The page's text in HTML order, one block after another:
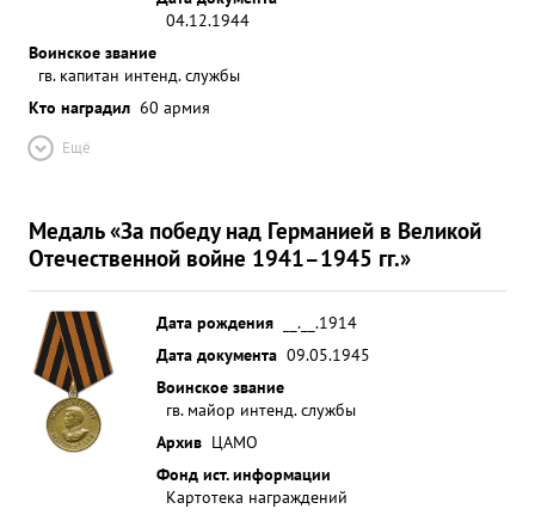
04.12.1944
Воинское звание
гв. капитан интенд. службы
Кто наградил 60 армия
Ещё
Медаль «За победу над Германией в Великой
Отечественной войне 1941–1945 гг.»
Дата рождения
__.__.1914
Дата документа 09.05.1945
Воинское звание
гв. майор интенд. службы
Архив ЦАМО
Фонд ист. информации
Картотека награждений